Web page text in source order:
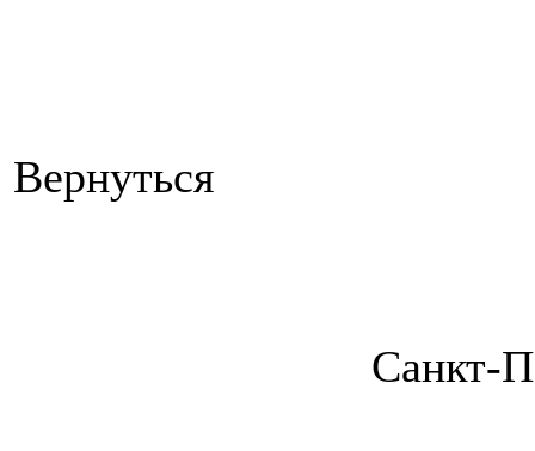
Вернуться
Санкт-